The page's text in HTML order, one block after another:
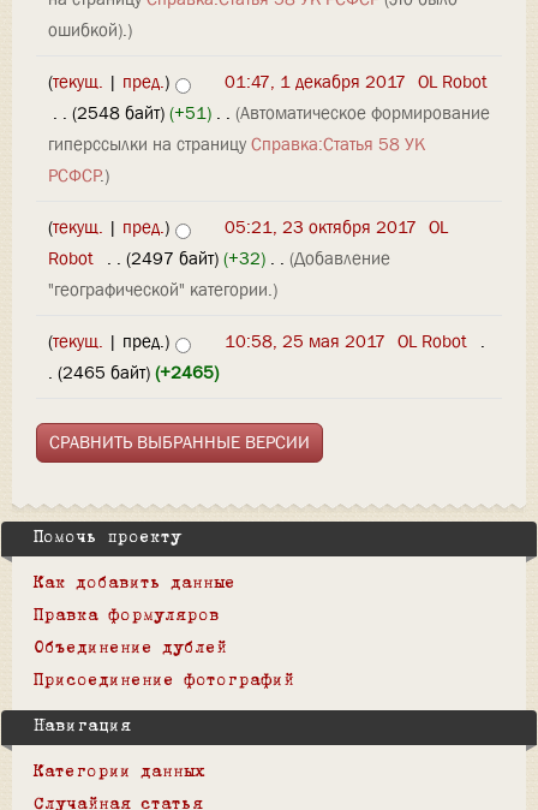
ошибкой).)
(текущ. | пред.) 01:47, 1 декабря 2017 OL Robot
. . (2548 байт) (+51) . . (Автоматическое формирование
гиперссылки на страницу Справка:Статья 58 УК
РСФСР.)
(текущ. | пред.) 05:21, 23 октября 2017 OL
Robot . . (2497 байт) (+32) . . (Добавление
"географической" категории.)
(текущ. | пред.) 10:58, 25 мая 2017 OL Robot .
. (2465 байт) (+2465)
Помочь проекту
Как добавить данные
Правка формуляров
Объединение дублей
Присоединение фотографий
Навигация
Категории данных
Случайная статья